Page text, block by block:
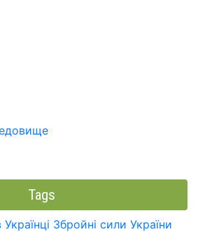
Tags
Українці Збройні сили України